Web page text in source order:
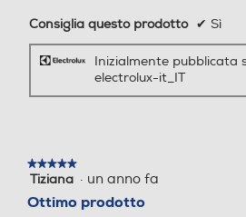
Triplo
Numero griglie forno
no
Consiglia questo prodotto ✔ Sì
Inizialmente pubblicata
electrolux-it_IT
★★★★★
★★★★★
5
5
Tiziana · un anno fa
Ottimo prodotto